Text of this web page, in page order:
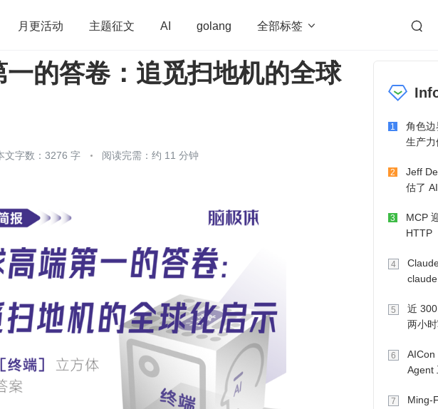
月更活动 主题征文 AI golang 全部标签  
算法 学习方法 Web3.0 高效工作
微服务架构
的答卷：追觅扫地机的全球
文字数：3276 字 阅读完需：约 11 分钟
1
角色
生产
2
Jeff
估了
3
MCP
HTTP
4
5
近
两小
6
AICon
Agent
7
Ming-